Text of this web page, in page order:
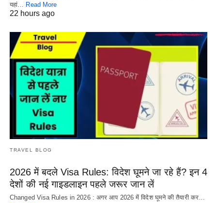
यहां…
Read More
22 hours ago
TRAVEL BLOG
2026 में बदले Visa Rules: विदेश घूमने जा रहे हैं? इन 4
देशों की नई गाइडलाइन पहले जरूर जान लें
Changed Visa Rules in 2026 : अगर आप 2026 में विदेश घूमने की तैयारी कर…